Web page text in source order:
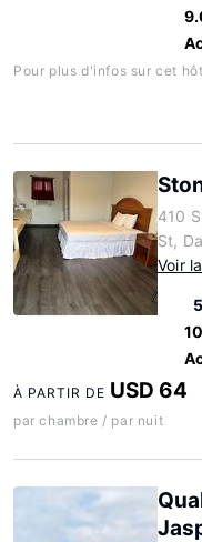
Pour plus d'infos sur cet
410
St,
Voir
À PARTIR DE USD 64
par chambre / par nuit